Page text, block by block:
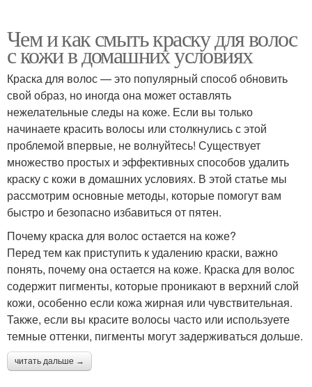
Чем и как смыть краску для волос
с кожи в домашних условиях
Краска для волос — это популярный способ обновить
свой образ, но иногда она может оставлять
нежелательные следы на коже. Если вы только
начинаете красить волосы или столкнулись с этой
проблемой впервые, не волнуйтесь! Существует
множество простых и эффективных способов удалить
краску с кожи в домашних условиях. В этой статье мы
рассмотрим основные методы, которые помогут вам
быстро и безопасно избавиться от пятен.
Почему краска для волос остается на коже?
Перед тем как приступить к удалению краски, важно
понять, почему она остается на коже. Краска для волос
содержит пигменты, которые проникают в верхний слой
кожи, особенно если кожа жирная или чувствительная.
Также, если вы красите волосы часто или используете
темные оттенки, пигменты могут задерживаться дольше.
читать дальше →